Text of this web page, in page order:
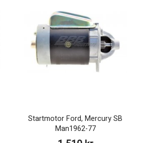
Startmotor Ford, Mercury SB
Man1962-77